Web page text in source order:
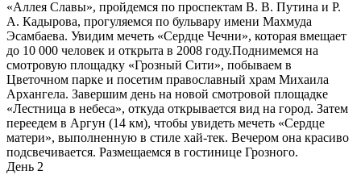
«Аллея Славы», пройдемся по проспектам В. В. Путина и Р.
А. Кадырова, прогуляемся по бульвару имени Махмуда
Эсамбаева. Увидим мечеть «Сердце Чечни», которая вмещает
до 10 000 человек и открыта в 2008 году.Поднимемся на
смотровую площадку «Грозный Сити», побываем в
Цветочном парке и посетим православный храм Михаила
Архангела. Завершим день на новой смотровой площадке
«Лестница в небеса», откуда открывается вид на город. Затем
переедем в Аргун (14 км), чтобы увидеть мечеть «Сердце
матери», выполненную в стиле хай-тек. Вечером она красиво
подсвечивается. Размещаемся в гостинице Грозного.
День 2